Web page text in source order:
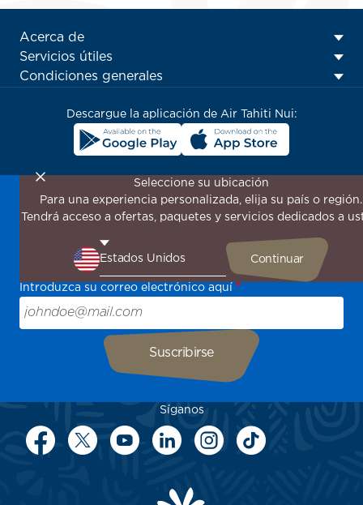
ATN:
Footer
menu
block
Acerca de
Servicios útiles
Condiciones generales
Descargue la aplicación de Air Tahiti Nui:
¡Suscríbase a nuestro boletín de noticias para recibir las
últimas novedades!
promociones especiales, descubra nuestros destinos y
encuentre inspiración para su próximo viaje.
Introduzca su correo electrónico aquí
Síganos
Seleccione su ubicación
Para una experiencia personalizada, elija su país o región.
Tendrá acceso a ofertas, paquetes y servicios dedicados a